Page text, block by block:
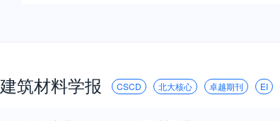
建筑材料学报 CSCD 北大核心 卓越期刊 EI